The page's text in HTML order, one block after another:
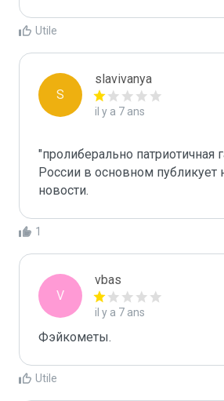
Utile
S
slavivanya
il y a 7 ans
"пролиберально патриотичная
России в основном публикует
1
V
vbas
il y a 7 ans
Фэйкометы.
Utile